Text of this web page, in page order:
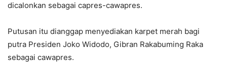
dicalonkan sebagai capres-cawapres.
Putusan itu dianggap menyediakan karpet merah bagi
putra Presiden Joko Widodo, Gibran Rakabuming Raka
sebagai cawapres.